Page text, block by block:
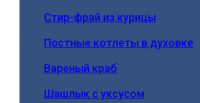
Стир-фрай из курицы
Постные котлеты в духовке
Вареный краб
Шашлык с уксусом